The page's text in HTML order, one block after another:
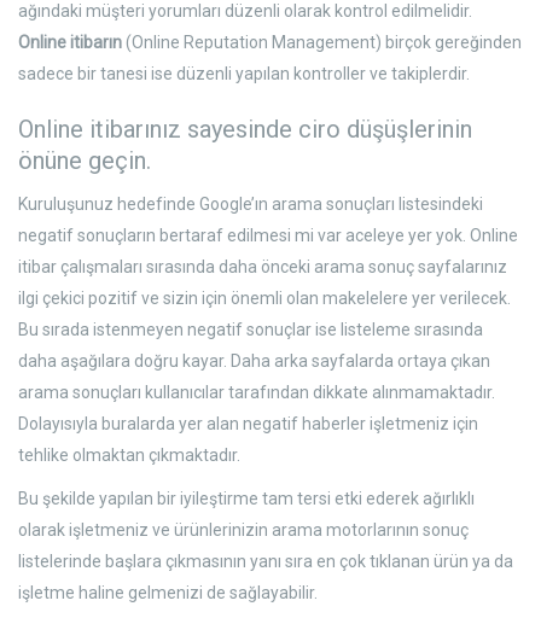
ağındaki müşteri yorumları düzenli olarak kontrol edilmelidir.
Online itibarın(Online Reputation Management) birçok gereğinden
sadece bir tanesi ise düzenli yapılan kontroller ve takiplerdir.
Online itibarınız sayesinde ciro düşüşlerinin
önüne geçin.
Kuruluşunuz hedefinde Google’ın arama sonuçları listesindeki
negatif sonuçların bertaraf edilmesi mi var aceleye yer yok. Online
itibar çalışmaları sırasında daha önceki arama sonuç sayfalarınız
ilgi çekici pozitif ve sizin için önemli olan makelelere yer verilecek.
Bu sırada istenmeyen negatif sonuçlar ise listeleme sırasında
daha aşağılara doğru kayar. Daha arka sayfalarda ortaya çıkan
arama sonuçları kullanıcılar tarafından dikkate alınmamaktadır.
Dolayısıyla buralarda yer alan negatif haberler işletmeniz için
tehlike olmaktan çıkmaktadır.
Bu şekilde yapılan bir iyileştirme tam tersi etki ederek ağırlıklı
olarak işletmeniz ve ürünlerinizin arama motorlarının sonuç
listelerinde başlara çıkmasının yanı sıra en çok tıklanan ürün ya da
işletme haline gelmenizi de sağlayabilir.